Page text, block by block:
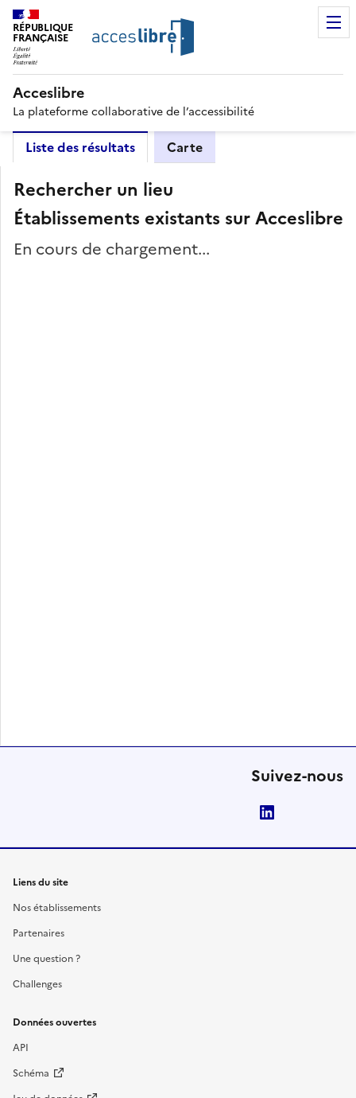
RÉPUBLIQUE
FRANÇAISE
Acceslibre
La plateforme collaborative de l’accessibilité
Liste des résultats Carte
Rechercher un lieu
Établissements existants sur Acceslibre
En cours de chargement...
Suivez-nous
Liens du site
Nos établissements
Partenaires
Une question ?
Challenges
Données ouvertes
API
Schéma